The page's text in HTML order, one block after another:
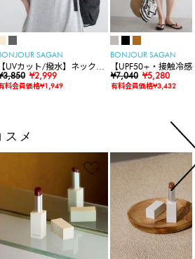
SAGAN
【UVカット/撥水】ネックカ
ー付きワイドリムハット
¥2,999
料会員価格¥1,949
BONJOUR SAGAN
【UPF50+・接触冷感
水】【水陸両用】ラ
ードロンパース
¥7,040 ¥5,280
有料会員価格¥3,432
メ